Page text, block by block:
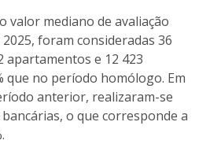
valor mediano de avaliação
foram consideradas 36
apartamentos e 12 423
que no período homólogo. Em
anterior, realizaram-se
o que corresponde a